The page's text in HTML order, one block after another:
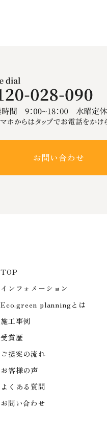
お問い合わせ
TOP
インフォメーション
Eco.green planningとは
施工事例
受賞歴
ご提案の流れ
お客様の声
よくある質問
お問い合わせ